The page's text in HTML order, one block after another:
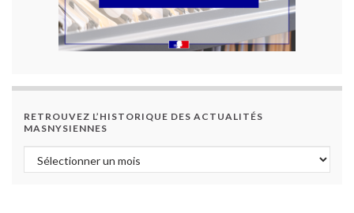
RETROUVEZ L’HISTORIQUE DES ACTUALITÉS
MASNYSIENNES
Retrouvez l’historique des actualités masnysiennes